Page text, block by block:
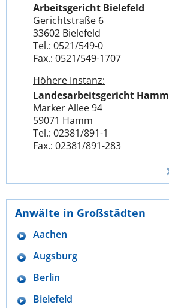
Arbeitsgericht Bielefeld
Gerichtstraße 6
33602 Bielefeld
Tel.: 0521/549-0
Fax.: 0521/549-1707
Höhere Instanz:
Landesarbeitsgericht Hamm
Marker Allee 94
59071 Hamm
Tel.: 02381/891-1
Fax.: 02381/891-283
Anwälte in Großstädten
Aachen
Augsburg
Berlin
Bielefeld